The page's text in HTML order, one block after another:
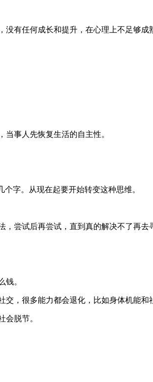
有任何成长和提升，在心理上不足够成
事人先恢复生活的自主性。
字。从现在起要开始转变这种思维。
尝试后再尝试，直到真的解决不了再去
钱。
，很多能力都会退化，比如身体机能和
会脱节。